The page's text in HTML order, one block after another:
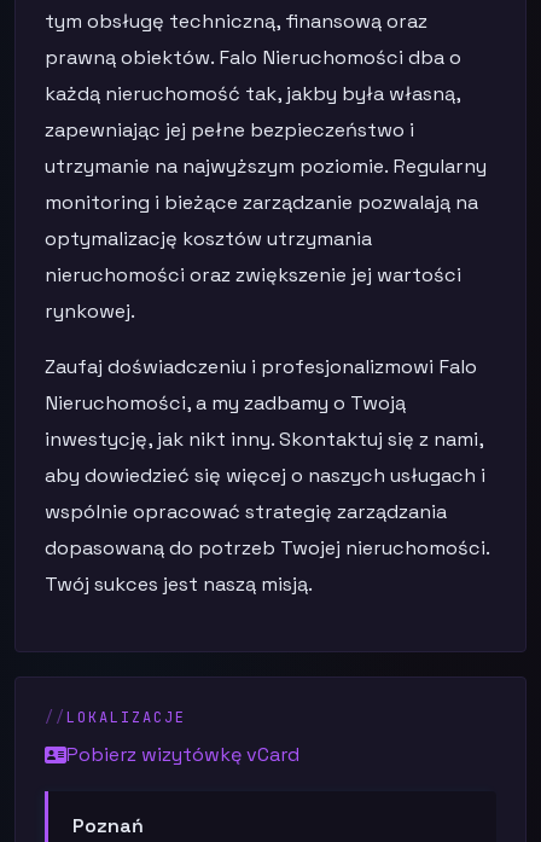
tym obsługę techniczną, finansową oraz
prawną obiektów. Falo Nieruchomości dba o
każdą nieruchomość tak, jakby była własną,
zapewniając jej pełne bezpieczeństwo i
utrzymanie na najwyższym poziomie. Regularny
monitoring i bieżące zarządzanie pozwalają na
optymalizację kosztów utrzymania
nieruchomości oraz zwiększenie jej wartości
rynkowej.
Zaufaj doświadczeniu i profesjonalizmowi Falo
Nieruchomości, a my zadbamy o Twoją
inwestycję, jak nikt inny. Skontaktuj się z nami,
aby dowiedzieć się więcej o naszych usługach i
wspólnie opracować strategię zarządzania
dopasowaną do potrzeb Twojej nieruchomości.
Twój sukces jest naszą misją.
LOKALIZACJE
Pobierz wizytówkę vCard
Poznań